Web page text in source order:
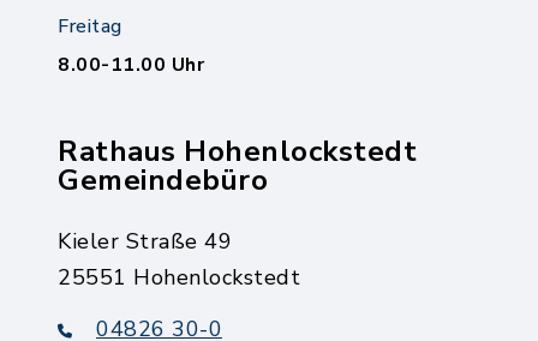
Freitag
8.00-11.00 Uhr
Rathaus Hohenlockstedt
Gemeindebüro
Kieler Straße 49
25551 Hohenlockstedt
04826 30-0